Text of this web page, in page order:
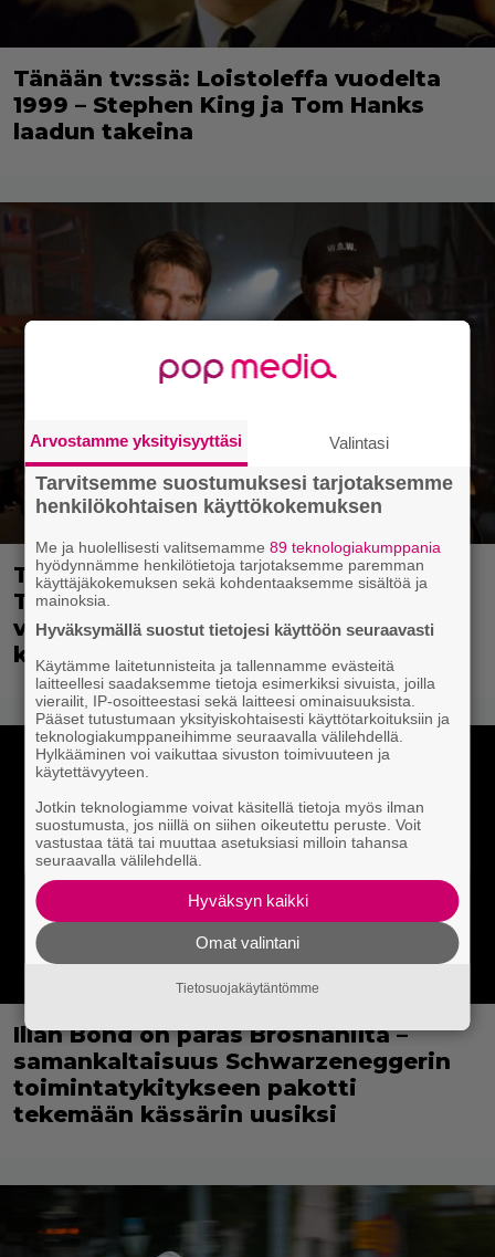
Tänään tv:ssä: Loistoleffa vuodelta
1999 – Stephen King ja Tom Hanks
laadun takeina
Tänään tv:ssä: Steven Spielbergin ja
Tom Cruisen kaveruus loppui 21
vuotta sitten – Syynä Cruisen nolo
käytös
Illan Bond on paras Brosnanilta –
samankaltaisuus Schwarzeneggerin
toimintatykitykseen pakotti
tekemään kässärin uusiksi
Arvostamme yksityisyyttäsi Valintasi
Tarvitsemme suostumuksesi tarjotaksemme
henkilökohtaisen käyttökokemuksen
Me ja huolellisesti valitsemamme89 teknologiakumppania
hyödynnämme henkilötietoja tarjotaksemme paremman
käyttäjäkokemuksen sekä kohdentaaksemme sisältöä ja
mainoksia.
Hyväksymällä suostut tietojesi käyttöön seuraavasti
Käytämme laitetunnisteita ja tallennamme evästeitä
laitteellesi saadaksemme tietoja esimerkiksi sivuista, joilla
vierailit, IP-osoitteestasi sekä laitteesi ominaisuuksista.
Pääset tutustumaan yksityiskohtaisesti käyttötarkoituksiin ja
teknologiakumppaneihimme seuraavalla välilehdellä.
Hylkääminen voi vaikuttaa sivuston toimivuuteen ja
käytettävyyteen.
Jotkin teknologiamme voivat käsitellä tietoja myös ilman
suostumusta, jos niillä on siihen oikeutettu peruste. Voit
vastustaa tätä tai muuttaa asetuksiasi milloin tahansa
seuraavalla välilehdellä.
Hyväksyn kaikki
Omat valintani
Tietosuojakäytäntömme